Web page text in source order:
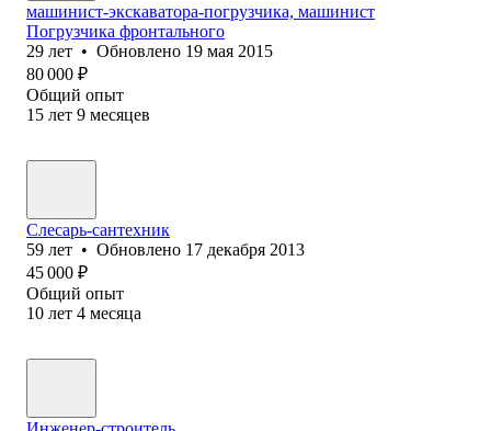
машинист-экскаватора-погрузчика, машинист
Погрузчика фронтального
29 лет • Обновлено 19 мая 2015
80 000 ₽
Общий опыт
15 лет 9 месяцев
Слесарь-сантехник
59 лет • Обновлено 17 декабря 2013
45 000 ₽
Общий опыт
10 лет 4 месяца